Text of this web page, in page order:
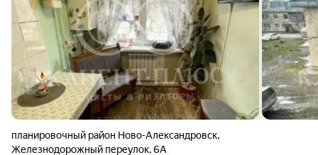
планировочный район Ново-Александровск,
Железнодорожный переулок,6А